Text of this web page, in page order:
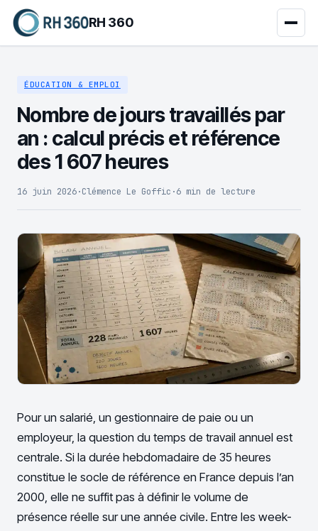
RH 360
ÉDUCATION & EMPLOI
Nombre de jours travaillés par
an : calcul précis et référence
des 1 607 heures
16 juin 2026·Clémence Le Goffic ·6 min de lecture
Pour un salarié, un gestionnaire de paie ou un
employeur, la question du temps de travail annuel est
centrale. Si la durée hebdomadaire de 35 heures
constitue le socle de référence en France depuis l’an
2000, elle ne suffit pas à définir le volume de
présence réelle sur une année civile. Entre les week-